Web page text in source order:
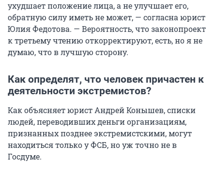
ухудшает положение лица, а не улучшает его,
обратную силу иметь не может, — согласна юрист
Юлия Федотова. — Вероятность, что законопроект
к третьему чтению откорректируют, есть, но я не
думаю, что в лучшую сторону.
Как определят, что человек причастен к
деятельности экстремистов?
Как объясняет юрист Андрей Конышев, списки
людей, переводивших деньги организациям,
признанных позднее экстремистскими, могут
находиться только у ФСБ, но уж точно не в
Госдуме.